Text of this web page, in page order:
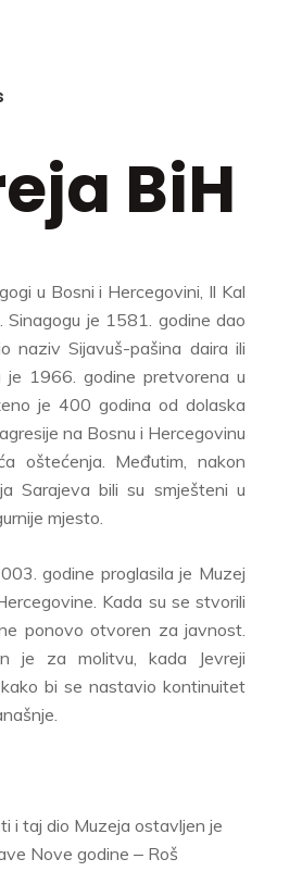
BiH
u Bosni i Hercegovini, Il Kal
Sinagogu je 1581. godine dao
naziv Sijavuš-pašina daira ili
je 1966. godine pretvorena u
je 400 godina od dolaska
na Bosnu i Hercegovinu
oštećenja. Međutim, nakon
Sarajeva bili su smješteni u
mjesto.
godine proglasila je Muzej
Kada su se stvorili
ponovo otvoren za javnost.
je za molitvu, kada Jevreji
bi se nastavio kontinuitet
i taj dio Muzeja ostavljen je
Nove godine ‒ Roš